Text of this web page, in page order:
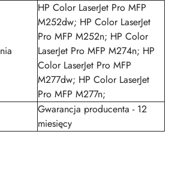
HP Color LaserJet Pro MFP
M252dw; HP Color LaserJet
Pro MFP M252n; HP Color
LaserJet Pro MFP M274n; HP
Color LaserJet Pro MFP
M277dw; HP Color LaserJet
Pro MFP M277n;
Gwarancja producenta - 12
miesięcy